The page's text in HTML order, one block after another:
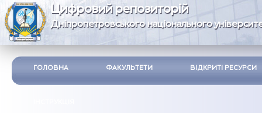
Цифровий репозиторій
Дніпропетровського національного
ГОЛОВНА ФАКУЛЬТЕТИ ВІДКРИТІ РЕСУРСИ